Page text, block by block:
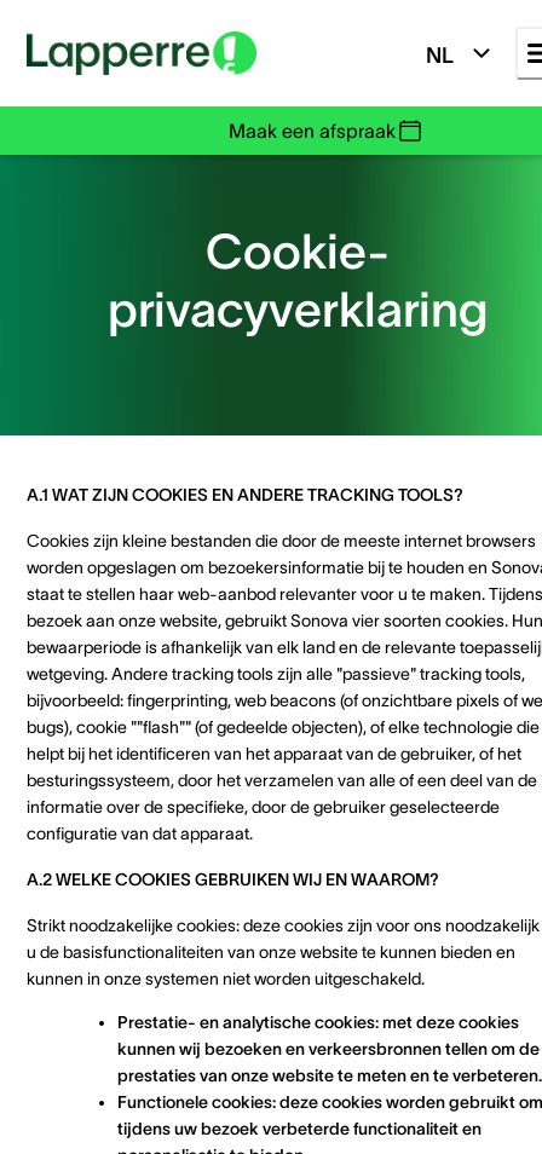
NL
Maak een afspraak
Cookie-
privacyverklaring
A.1 WAT ZIJN COOKIES EN ANDERE TRACKING TOOLS?
Cookies zijn kleine bestanden die door de meeste internet browsers
worden opgeslagen om bezoekersinformatie bij te houden en
staat te stellen haar web-aanbod relevanter voor u te maken.
bezoek aan onze website, gebruikt Sonova vier soorten cookies. Hun
bewaarperiode is afhankelijk van elk land en de relevante
wetgeving. Andere tracking tools zijn alle "passieve" tracking tools,
bijvoorbeeld: fingerprinting, web beacons (of onzichtbare pixels of
bugs), cookie ""flash"" (of gedeelde objecten), of elke technologie die
helpt bij het identificeren van het apparaat van de gebruiker, of het
besturingssysteem, door het verzamelen van alle of een deel van de
informatie over de specifieke, door de gebruiker geselecteerde
configuratie van dat apparaat.
A.2 WELKE COOKIES GEBRUIKEN WIJ EN WAAROM?
Strikt noodzakelijke cookies: deze cookies zijn voor ons
u de basisfunctionaliteiten van onze website te kunnen bieden en
kunnen in onze systemen niet worden uitgeschakeld.
Prestatie- en analytische cookies: met deze cookies
kunnen wij bezoeken en verkeersbronnen tellen om de
prestaties van onze website te meten en te verbeteren.
Functionele cookies: deze cookies worden gebruikt om
tijdens uw bezoek verbeterde functionaliteit en